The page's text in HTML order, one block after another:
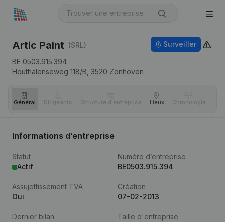
Artic Paint (SRL)
BE 0503.915.394
Houthalenseweg 118/B, 3520 Zonhoven
Surveiller
Général Dirigeants Structure d'entreprise Lieux Chronologie
Informations d’entreprise
Statut
Actif
Numéro d’entreprise
BE0503.915.394
Assujettissement TVA
Oui
Création
07-02-2013
Dernier bilan
Taille d'entreprise